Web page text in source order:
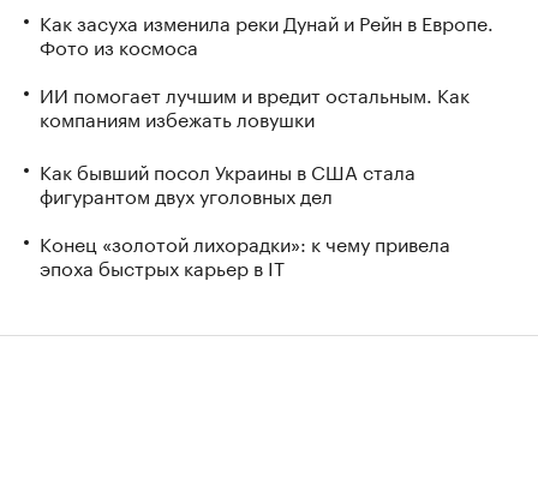
Как засуха изменила реки Дунай и Рейн в Европе.
Фото из космоса
ИИ помогает лучшим и вредит остальным. Как
компаниям избежать ловушки
Как бывший посол Украины в США стала
фигурантом двух уголовных дел
Конец «золотой лихорадки»: к чему привела
эпоха быстрых карьер в IT